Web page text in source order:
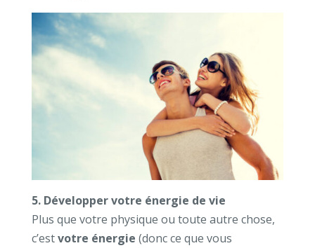
5. Développer votre énergie de vie
Plus que votre physique ou toute autre chose,
c’estvotre énergie (donc ce que vous